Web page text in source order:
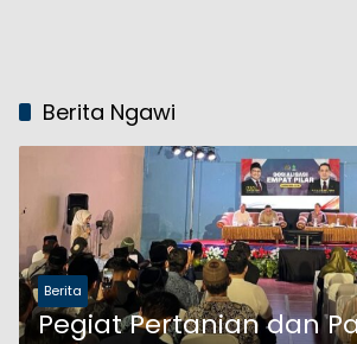
Berita Ngawi
Berita
Pegiat Pertanian dan